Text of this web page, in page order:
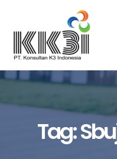
Tag: